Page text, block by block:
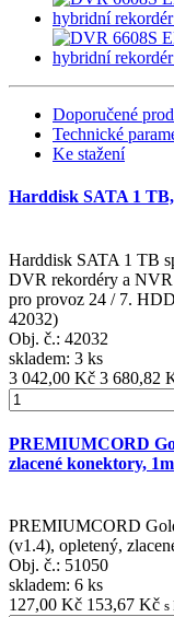
Doporučené
Technické
Ke stažení
Harddisk SATA 1
Harddisk SATA 1 TB
DVR rekordéry a
pro provoz 24 / 7.
42032)
Obj. č.: 42032
skladem: 3 ks
3 042,00 Kč 3 680,82
PREMIUMCORD
zlacené konektory, 1m
PREMIUMCORD
(v1.4), opletený,
Obj. č.: 51050
skladem: 6 ks
127,00 Kč 153,67 Kč s